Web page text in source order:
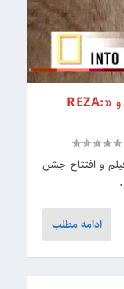
نمایش فیلم «به سوی منطقه ممنوعه» و «REZA:
و افتتاح جشن
ادامه مطلب